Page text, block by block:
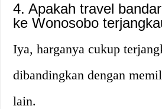
4. Apakah travel
ke Wonosobo
Iya, harganya cukup
dibandingkan dengan
lain.